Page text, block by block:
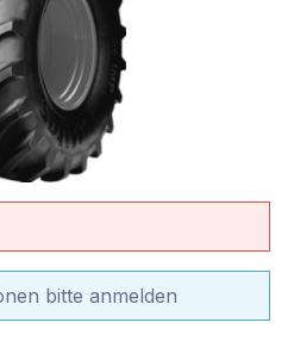
bitte anmelden